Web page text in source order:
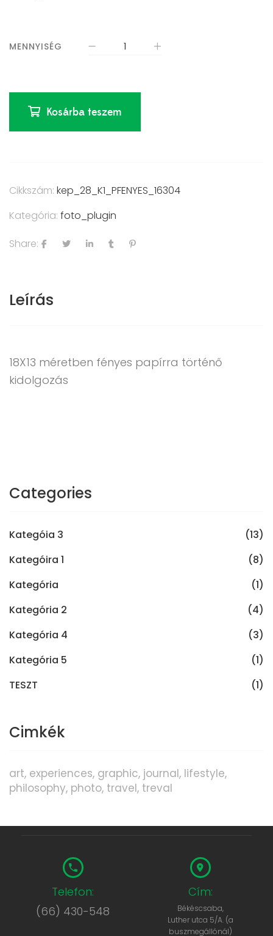
MENNYISÉG
Kosárba teszem
Cikkszám: kep_28_K1_PFENYES_16304
Kategória: foto_plugin
Share:
Leírás
18X13 méretben fényes papírra történő
kidolgozás
Categories
Kategóia 3
(13)
Kategóira 1
(8)
Kategória
(1)
Kategória 2
(4)
Kategória 4
(3)
Kategória 5
(1)
TESZT
(1)
Cimkék
art experiences graphic journal lifestyle
philosophy photo travel treval
Telefon:
(66) 430-548
Cím:
Békéscsaba,
Luther utca 5/A. (a
buszmegállónál)